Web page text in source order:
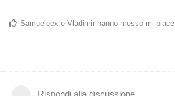
Samueleex e Vladimir hanno messo mi piace
Rispondi alla discussione...